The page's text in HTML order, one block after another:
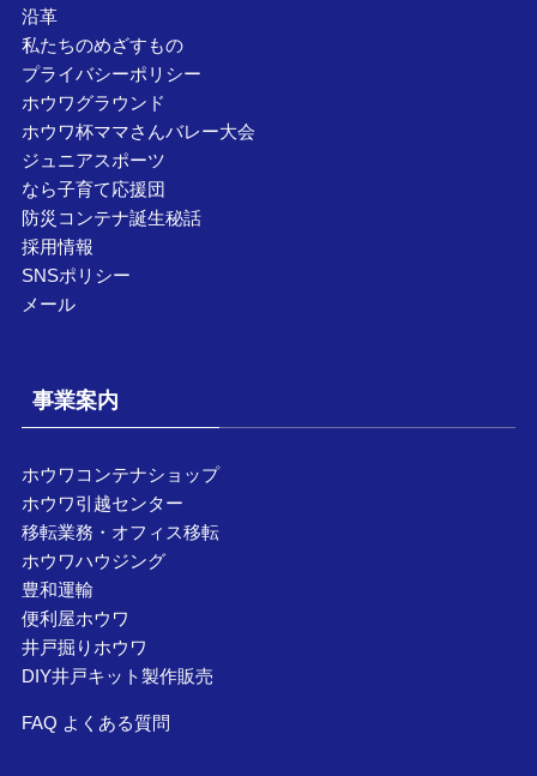
沿革
私たちのめざすもの
プライバシーポリシー
ホウワグラウンド
ホウワ杯ママさんバレー大会
ジュニアスポーツ
なら子育て応援団
防災コンテナ誕生秘話
採用情報
SNSポリシー
メール
事業案内
ホウワコンテナショップ
ホウワ引越センター
移転業務・オフィス移転
ホウワハウジング
豊和運輸
便利屋ホウワ
井戸掘りホウワ
DIY井戸キット製作販売
FAQ よくある質問